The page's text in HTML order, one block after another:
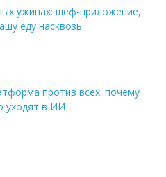
ужинах: шеф-приложение,
еду насквозь
против всех: почему
уходят в ИИ